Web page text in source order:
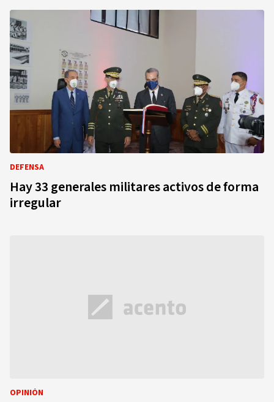
DEFENSA
Hay 33 generales militares activos de forma
irregular
OPINIÓN